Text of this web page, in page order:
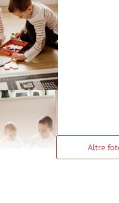
Altre